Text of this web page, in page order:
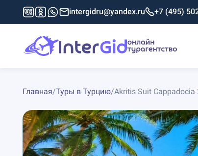
intergidru@yandex.ru +7 (495)
Главная/Туры в Турцию/Akritis Suit Cappadocia